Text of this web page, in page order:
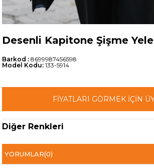
Desenli Kapitone Şişme
Barkod : 8699987456598
Model Kodu: 133-5914
FİYATLARI GÖRMEK İÇİN
Diğer Renkleri
YORUMLAR(0)